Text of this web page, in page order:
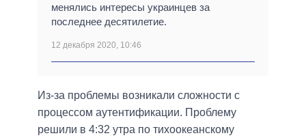
менялись интересы украинцев за
последнее десятилетие.
12 декабря 2020, 10:46
Из-за проблемы возникали сложности с
процессом аутентификации. Проблему
решили в 4:32 утра по тихоокеанскому